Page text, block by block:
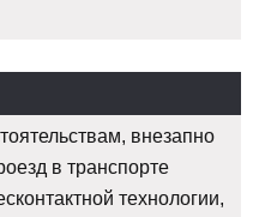
внезапно
в транспорте
технологии,